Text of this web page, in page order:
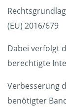
(EU) 2016/679
Dabei verfolgt
berechtigte
Verbesserung
benötigter